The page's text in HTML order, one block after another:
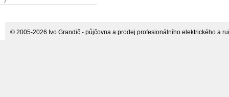
© 2005-2026 Ivo Grandič - půjčovna a prodej profesionálního elektrického a